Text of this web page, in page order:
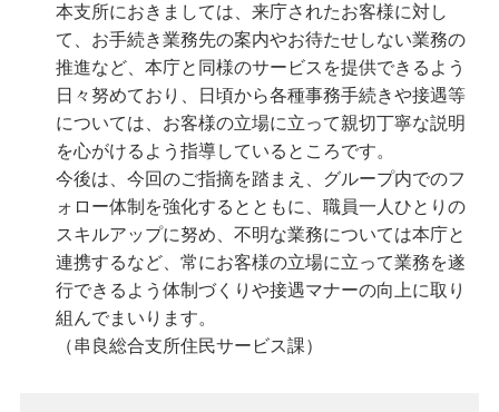
本支所におきましては、来庁されたお客様に対し
て、お手続き業務先の案内やお待たせしない業務の
推進など、本庁と同様のサービスを提供できるよう
日々努めており、日頃から各種事務手続きや接遇等
については、お客様の立場に立って親切丁寧な説明
を心がけるよう指導しているところです。
今後は、今回のご指摘を踏まえ、グループ内でのフ
ォロー体制を強化するとともに、職員一人ひとりの
スキルアップに努め、不明な業務については本庁と
連携するなど、常にお客様の立場に立って業務を遂
行できるよう体制づくりや接遇マナーの向上に取り
組んでまいります。
（串良総合支所住民サービス課）